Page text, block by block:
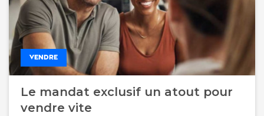
VENDRE
Le mandat exclusif un atout pour
vendre vite